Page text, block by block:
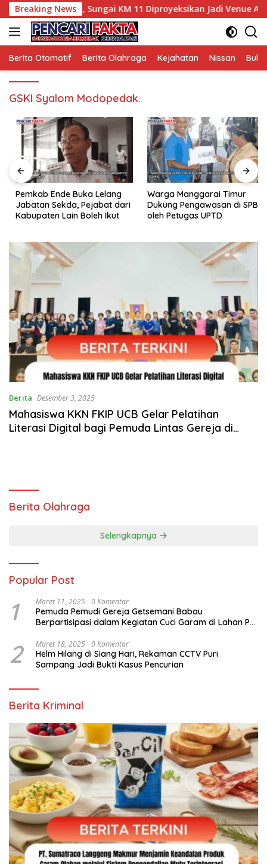
Langsung
ke
konten
Breaking News
Wisata, Sungai KM 11 Diproyeksikan Jadi Venue Arung
Berita Otomotif Berita Olahraga Kejahatan Nissan
GSKI Syalom Modopedak.
Pemkab Ende Buka Lelang
Jabatan Sekda, Pejabat dari
Kabupaten Lain Boleh Ikut
Warga Manggarai Timur
Dukung Pengawasan di SPBU
oleh Petugas UPTD
Berita Desember 3, 2025
Mahasiswa KKN FKIP UCB Gelar Pelatihan
Literasi Digital bagi Pemuda Lintas Gereja di
Berita Olahraga
Selengkapnya
Popular Post
1 Maret 11, 2025 0 Komentar
Pemuda Pemudi Gereja Getsemani Babau
Berpartisipasi dalam Kegiatan Cuci Garam di Lahan PT.
Kegiatan Paskah
2 Maret 18, 2025 0 Komentar
Helm Hilang di Siang Hari, Rekaman CCTV Puri
Sampang Jadi Bukti Kasus Pencurian
Berita Kriminal